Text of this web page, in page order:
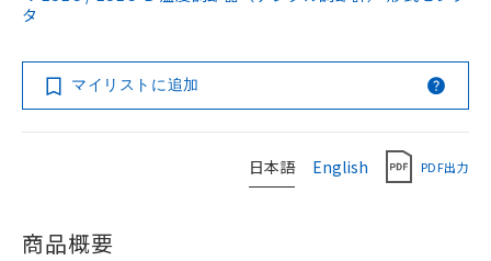
タ
マイリストに追加
日本語 English PDF出力
商品概要